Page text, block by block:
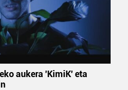
aukera 'KimiK' eta